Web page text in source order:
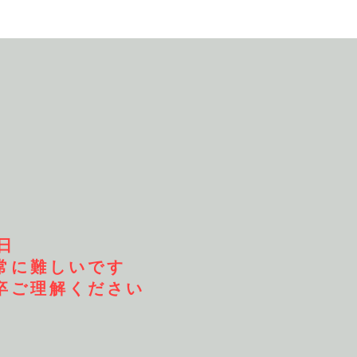
難しいです
理解ください